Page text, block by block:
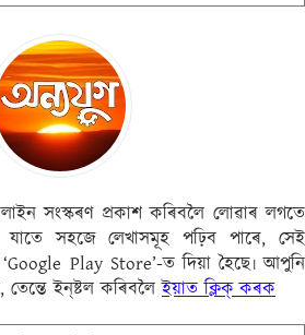
সংস্কৰণ প্ৰকাশ কৰিবলৈ লোৱাৰ লগতে
যাতে সহজে লেখাসমূহ পঢ়িব পাৰে, সেই
‘Google Play Store’-ত দিয়া হৈছে৷ আপুনি
তেন্তে ইন্‌ষ্টল কৰিবলৈইয়াত ক্লিক্ কৰক